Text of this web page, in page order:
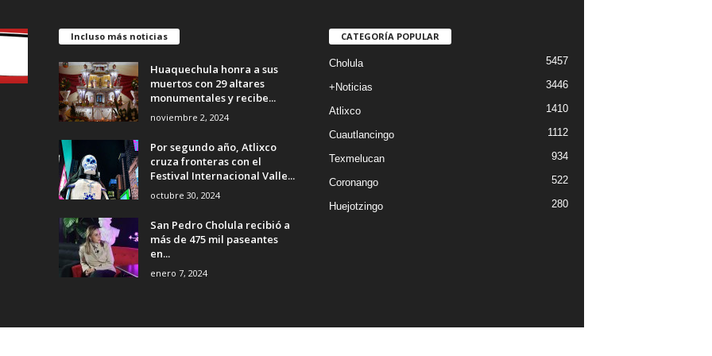
Incluso más noticias
Huaquechula honra a sus
muertos con 29 altares
monumentales y recibe...
noviembre 2, 2024
Por segundo año, Atlixco
cruza fronteras con el
Festival Internacional Valle...
octubre 30, 2024
San Pedro Cholula recibió a
más de 475 mil paseantes
en...
enero 7, 2024
CATEGORÍA POPULAR
Cholula 5457
+Noticias 3446
Atlixco 1410
Cuautlancingo 1112
Texmelucan 934
Coronango 522
Huejotzingo 280